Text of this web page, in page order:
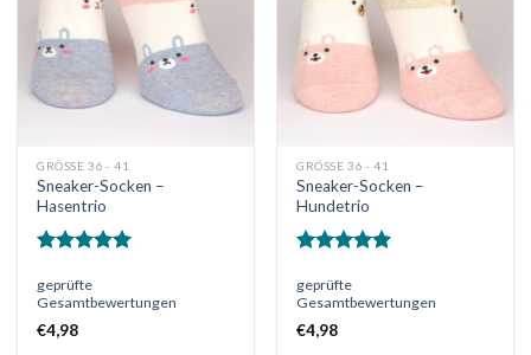
GRÖSSE 36 - 41
Sneaker-Socken –
Hasentrio
mit5.00
von 5
geprüfte
Gesamtbewertungen
€4,98
GRÖSSE 36 - 41
Sneaker-Socken –
Hundetrio
mit5.00
von 5
geprüfte
Gesamtbewertungen
€4,98